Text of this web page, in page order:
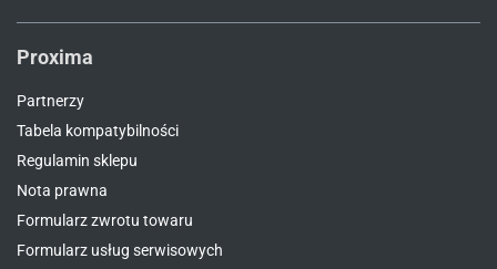
Proxima
Partnerzy
Tabela kompatybilności
Regulamin sklepu
Nota prawna
Formularz zwrotu towaru
Formularz usług serwisowych